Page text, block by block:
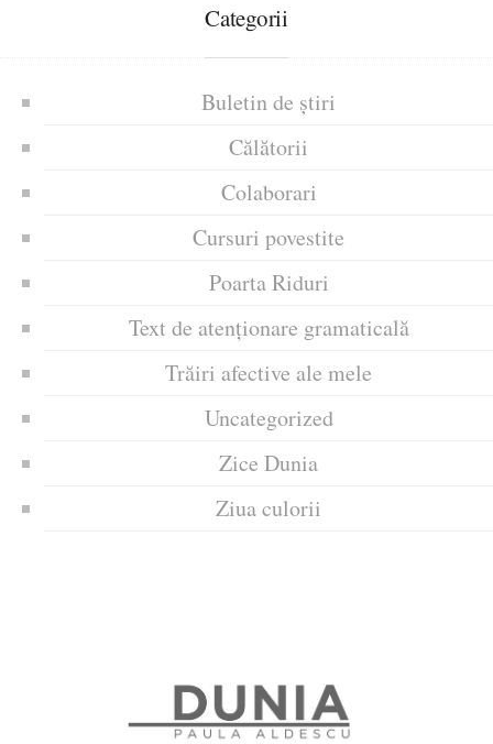
Categorii
Buletin de știri
Călătorii
Colaborari
Cursuri povestite
Poarta Riduri
Text de atenționare gramaticală
Trăiri afective ale mele
Uncategorized
Zice Dunia
Ziua culorii